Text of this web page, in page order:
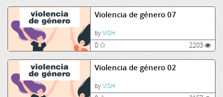
Violencia de género 07
byViSH
0 2203
Violencia de género 02
byViSH